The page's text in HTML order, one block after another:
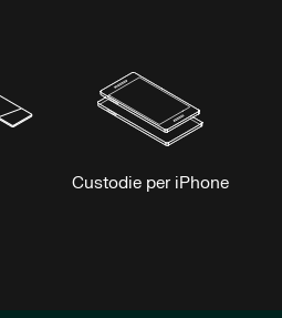
Custodie per iPhone